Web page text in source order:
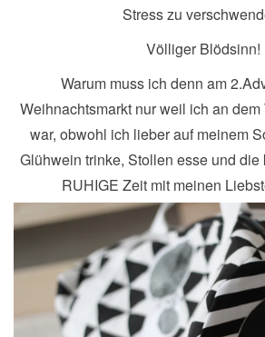
Stress zu
Völliger Blödsinn!
Warum muss ich denn am
Weihnachtsmarkt nur weil ich an
war, obwohl ich lieber auf meinem
Glühwein trinke, Stollen esse und
RUHIGE Zeit mit meinen